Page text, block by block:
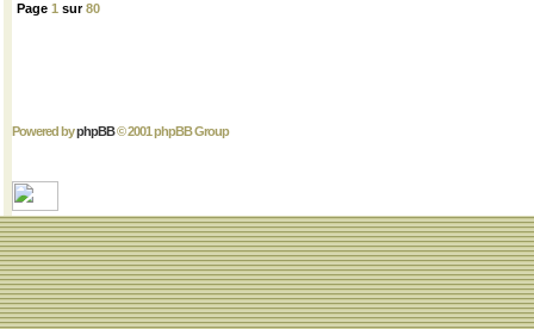
Page 1 sur80
Powered byphpBB© 2001 phpBB Group